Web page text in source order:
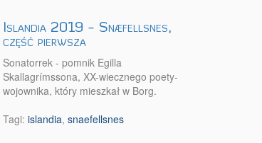
Islandia 2019 - Snæfellsnes,
część pierwsza
Sonatorrek - pomnik Egilla
Skallagrímssona, XX-wiecznego poety-
wojownika, który mieszkał w Borg.
Tagi: islandia, snaefellsnes